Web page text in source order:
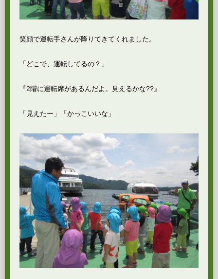
笑顔で運転手さんが降りてきてくれました。
「どこで、運転してるの？」
『2階に運転席があるんだよ。見えるかな??』
「見えたー」「かっこいいな」